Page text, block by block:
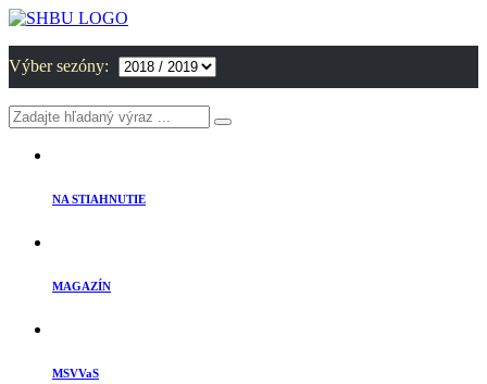
Výber sezóny:
NA STIAHNUTIE
MAGAZÍN
MSVVaS